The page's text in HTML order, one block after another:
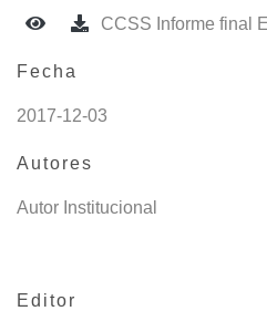
CCSS Informe final
Fecha
2017-12-03
Autores
Autor Institucional
Editor